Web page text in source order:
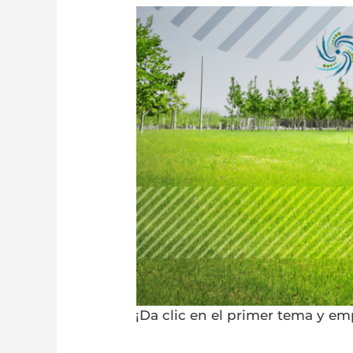
¡Da clic en el primer tema y